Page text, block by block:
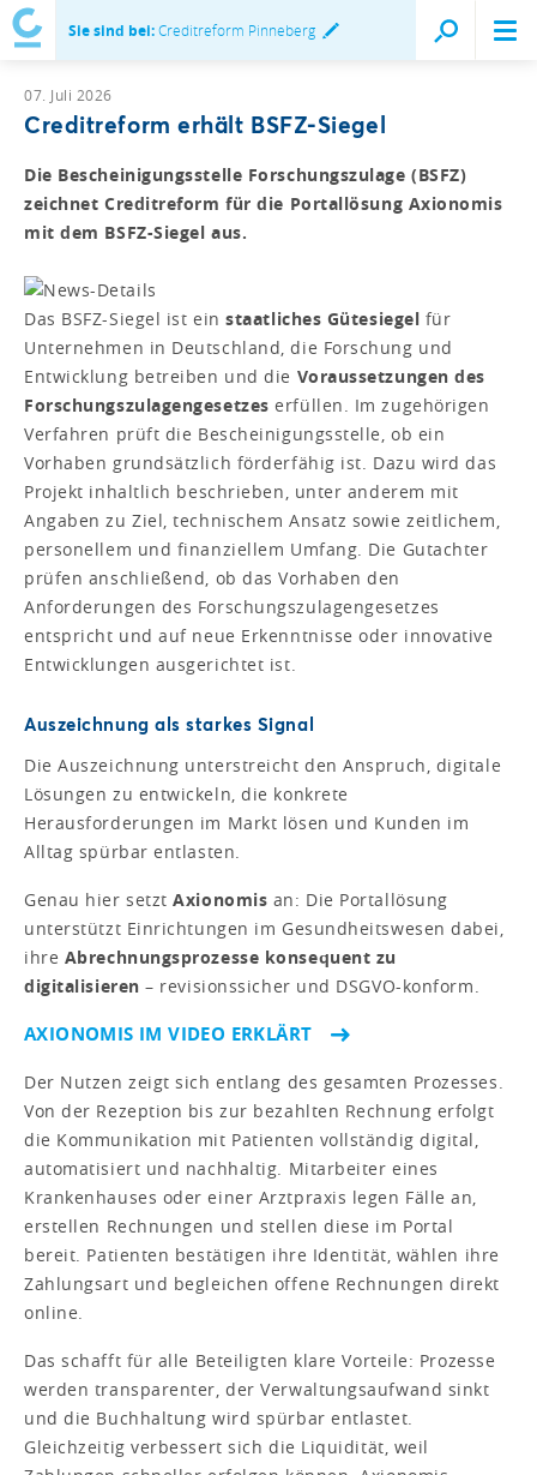
Sie sind bei:Creditreform Pinneberg
07. Juli 2026
Creditreform erhält BSFZ-Siegel
Die Bescheinigungsstelle Forschungszulage (BSFZ)
zeichnet Creditreform für die Portallösung Axionomis
mit dem BSFZ-Siegel aus.
Das BSFZ-Siegel ist einstaatliches Gütesiegel für
Unternehmen in Deutschland, die Forschung und
Entwicklung betreiben und die Voraussetzungen des
Forschungszulagengesetzes erfüllen. Im zugehörigen
Verfahren prüft die Bescheinigungsstelle, ob ein
Vorhaben grundsätzlich förderfähig ist. Dazu wird das
Projekt inhaltlich beschrieben, unter anderem mit
Angaben zu Ziel, technischem Ansatz sowie zeitlichem,
personellem und finanziellem Umfang. Die Gutachter
prüfen anschließend, ob das Vorhaben den
Anforderungen des Forschungszulagengesetzes
entspricht und auf neue Erkenntnisse oder innovative
Entwicklungen ausgerichtet ist.
Auszeichnung als starkes Signal
Die Auszeichnung unterstreicht den Anspruch, digitale
Lösungen zu entwickeln, die konkrete
Herausforderungen im Markt lösen und Kunden im
Alltag spürbar entlasten.
Genau hier setztAxionomis an: Die Portallösung
unterstützt Einrichtungen im Gesundheitswesen dabei,
ihre Abrechnungsprozesse konsequent zu
digitalisieren – revisionssicher und DSGVO-konform.
AXIONOMIS IM VIDEO ERKLÄRT
Der Nutzen zeigt sich entlang des gesamten Prozesses.
Von der Rezeption bis zur bezahlten Rechnung erfolgt
die Kommunikation mit Patienten vollständig digital,
automatisiert und nachhaltig. Mitarbeiter eines
Krankenhauses oder einer Arztpraxis legen Fälle an,
erstellen Rechnungen und stellen diese im Portal
bereit. Patienten bestätigen ihre Identität, wählen ihre
Zahlungsart und begleichen offene Rechnungen direkt
online.
Das schafft für alle Beteiligten klare Vorteile: Prozesse
werden transparenter, der Verwaltungsaufwand sinkt
und die Buchhaltung wird spürbar entlastet.
Gleichzeitig verbessert sich die Liquidität, weil